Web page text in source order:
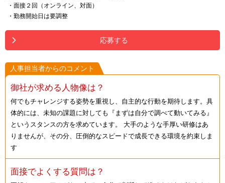
・面接２回（オンライン、対面）
・勤務開始日は要調整
応募する
人事担当者からのコメント
御社が求める人物像は？
何でもチャレンジする姿勢を重視し、自主的な行動を期待します。具
体的には、未知の課題に対しても『まずは自分で調べて動いてみる』
というスタンスの方を求めています。 大手のような手厚い研修はあ
りませんが、その分、圧倒的なスピードで成長できる環境を約束しま
す
面接でよくする質問は？